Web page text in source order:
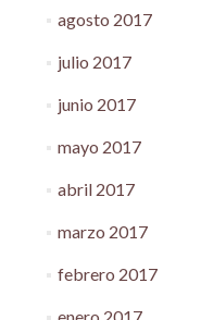
agosto 2017
julio 2017
junio 2017
mayo 2017
abril 2017
marzo 2017
febrero 2017
enero 2017